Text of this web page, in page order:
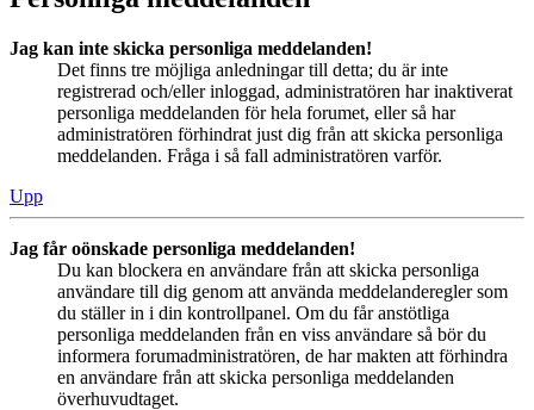
Jag kan inte skicka personliga meddelanden!
Det finns tre möjliga anledningar till detta; du är inte
registrerad och/eller inloggad, administratören har inaktiverat
personliga meddelanden för hela forumet, eller så har
administratören förhindrat just dig från att skicka personliga
meddelanden. Fråga i så fall administratören varför.
Upp
Jag får oönskade personliga meddelanden!
Du kan blockera en användare från att skicka personliga
användare till dig genom att använda meddelanderegler som
du ställer in i din kontrollpanel. Om du får anstötliga
personliga meddelanden från en viss användare så bör du
informera forumadministratören, de har makten att förhindra
en användare från att skicka personliga meddelanden
överhuvudtaget.